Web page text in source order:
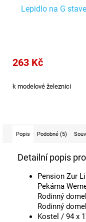
Lepidlo na G
263 Kč
k modelové železnici
Popis Podobné (5)
Detailní popis
Pension Zur
Pekárna
Rodinný
Rodinný
Kostel / 94 x